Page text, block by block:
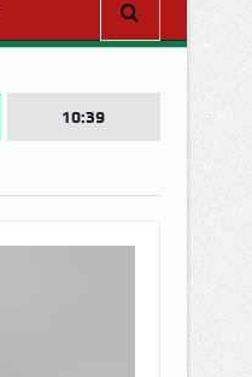
10:39